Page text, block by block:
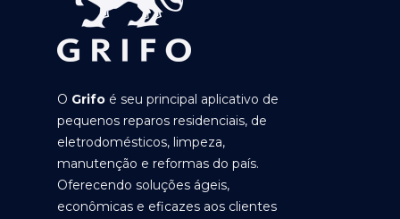
O Grifo é seu principal aplicativo de
pequenos reparos residenciais, de
eletrodomésticos, limpeza,
manutenção e reformas do país.
Oferecendo soluções ágeis,
econômicas e eficazes aos clientes